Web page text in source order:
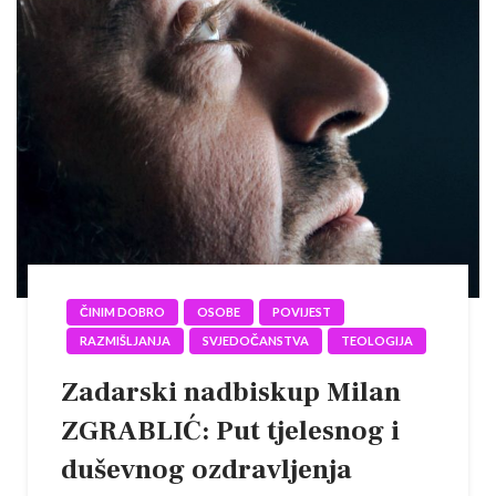
ČINIM DOBRO OSOBE
POVIJEST
RAZMIŠLJANJA
SVJEDOČANSTVA TEOLOGIJA
Zadarski nadbiskup Milan
ZGRABLIĆ: Put tjelesnog i
duševnog ozdravljenja